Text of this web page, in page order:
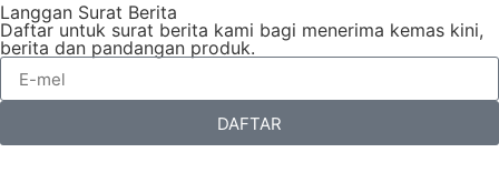
Langgan Surat Berita
Daftar untuk surat berita kami bagi menerima kemas kini,
berita dan pandangan produk.
DAFTAR